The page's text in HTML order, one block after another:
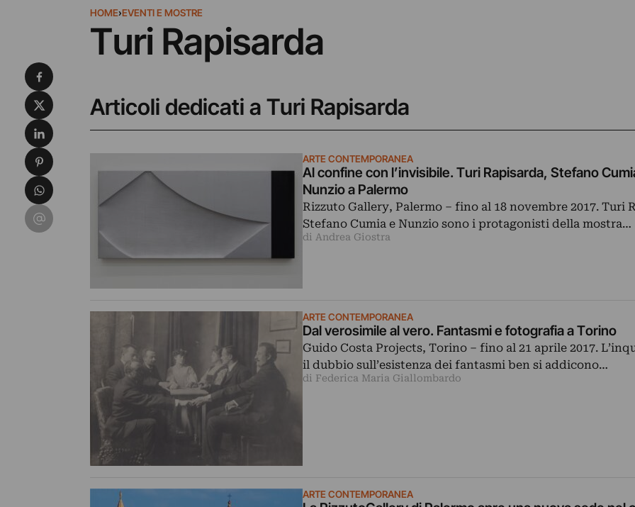
HOME›EVENTI E MOSTRE
Turi Rapisarda
Articoli dedicati a Turi Rapisarda
ARTE CONTEMPORANEA
Al confine con l’invisibile. Turi Rapisarda, Stefano
Nunzio a Palermo
Rizzuto Gallery, Palermo ‒ fino al 18 novembre 2017. Turi
Stefano Cumia e Nunzio sono i protagonisti della mostra…
di Andrea Giostra
ARTE CONTEMPORANEA
Dal verosimile al vero. Fantasmi e fotografia a Torino
Guido Costa Projects, Torino – fino al 21 aprile 2017.
il dubbio sull’esistenza dei fantasmi ben si addicono…
di Federica Maria Giallombardo
ARTE CONTEMPORANEA
Condividi su Facebook
Condividi su X
Condividi su LinkedIn
Condividi su Pinterest
Condividi su WhatsApp
Condividi su Email